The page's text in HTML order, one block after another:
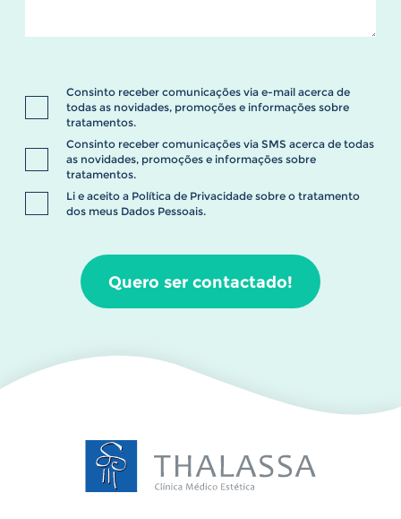
Consinto receber comunicações via e-mail acerca de
todas as novidades, promoções e informações sobre
tratamentos.
Consinto receber comunicações via SMS acerca de todas
as novidades, promoções e informações sobre
tratamentos.
Li e aceito a Política de Privacidade sobre o tratamento
dos meus Dados Pessoais.
Quero ser contactado!